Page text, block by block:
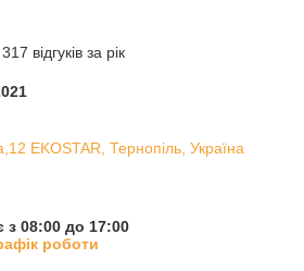
відгуків за рік
EKOSTAR, Тернопіль, Україна
з 08:00 до 17:00
роботи